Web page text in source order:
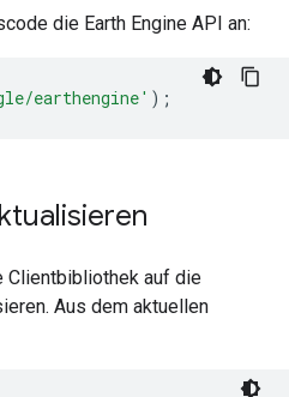
die Earth Engine API an:
earthengine' );
Clientbibliothek auf die
Aus dem aktuellen